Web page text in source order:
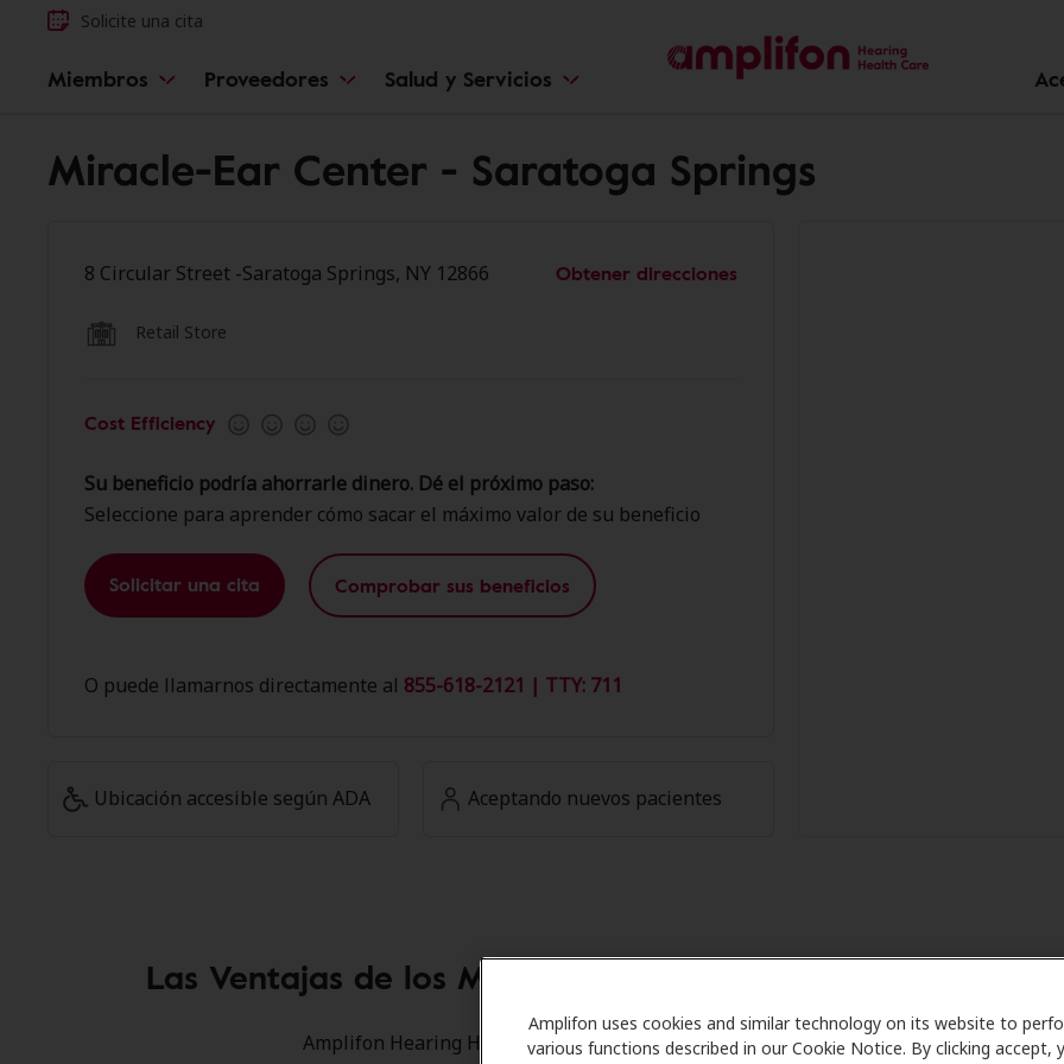
Amplifon uses cookies and similar technology on its website to
various functions described in our Cookie Notice. By clicking accept,
Solicite una cita
Miembros Proveedores Salud y Servicios
Miracle-Ear Center - Saratoga Springs
8 Circular Street -Saratoga Springs, NY 12866 Obtener direcciones
Retail Store
Cost Efficiency
Su beneficio podría ahorrarle dinero. Dé el próximo paso:
Seleccione para aprender cómo sacar el máximo valor de su beneficio
Solicitar una cita Comprobar sus beneficios
O puede llamarnos directamente al 855-618-2121 | TTY: 711
Ubicación accesible según ADA Aceptando nuevos pacientes
Las Ventajas de los Miembros de Amplifon en Miracle-
Amplifon Hearing Health Care se asocia con muchos planes de beneficios y clínicas